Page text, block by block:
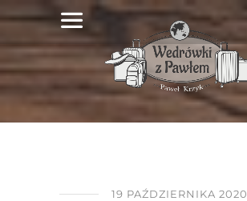
19 PAŹDZIERNIKA 2020